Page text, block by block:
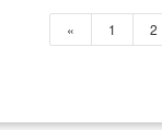
« 1 2